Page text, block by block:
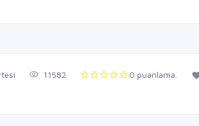
11582 0 puanlama.